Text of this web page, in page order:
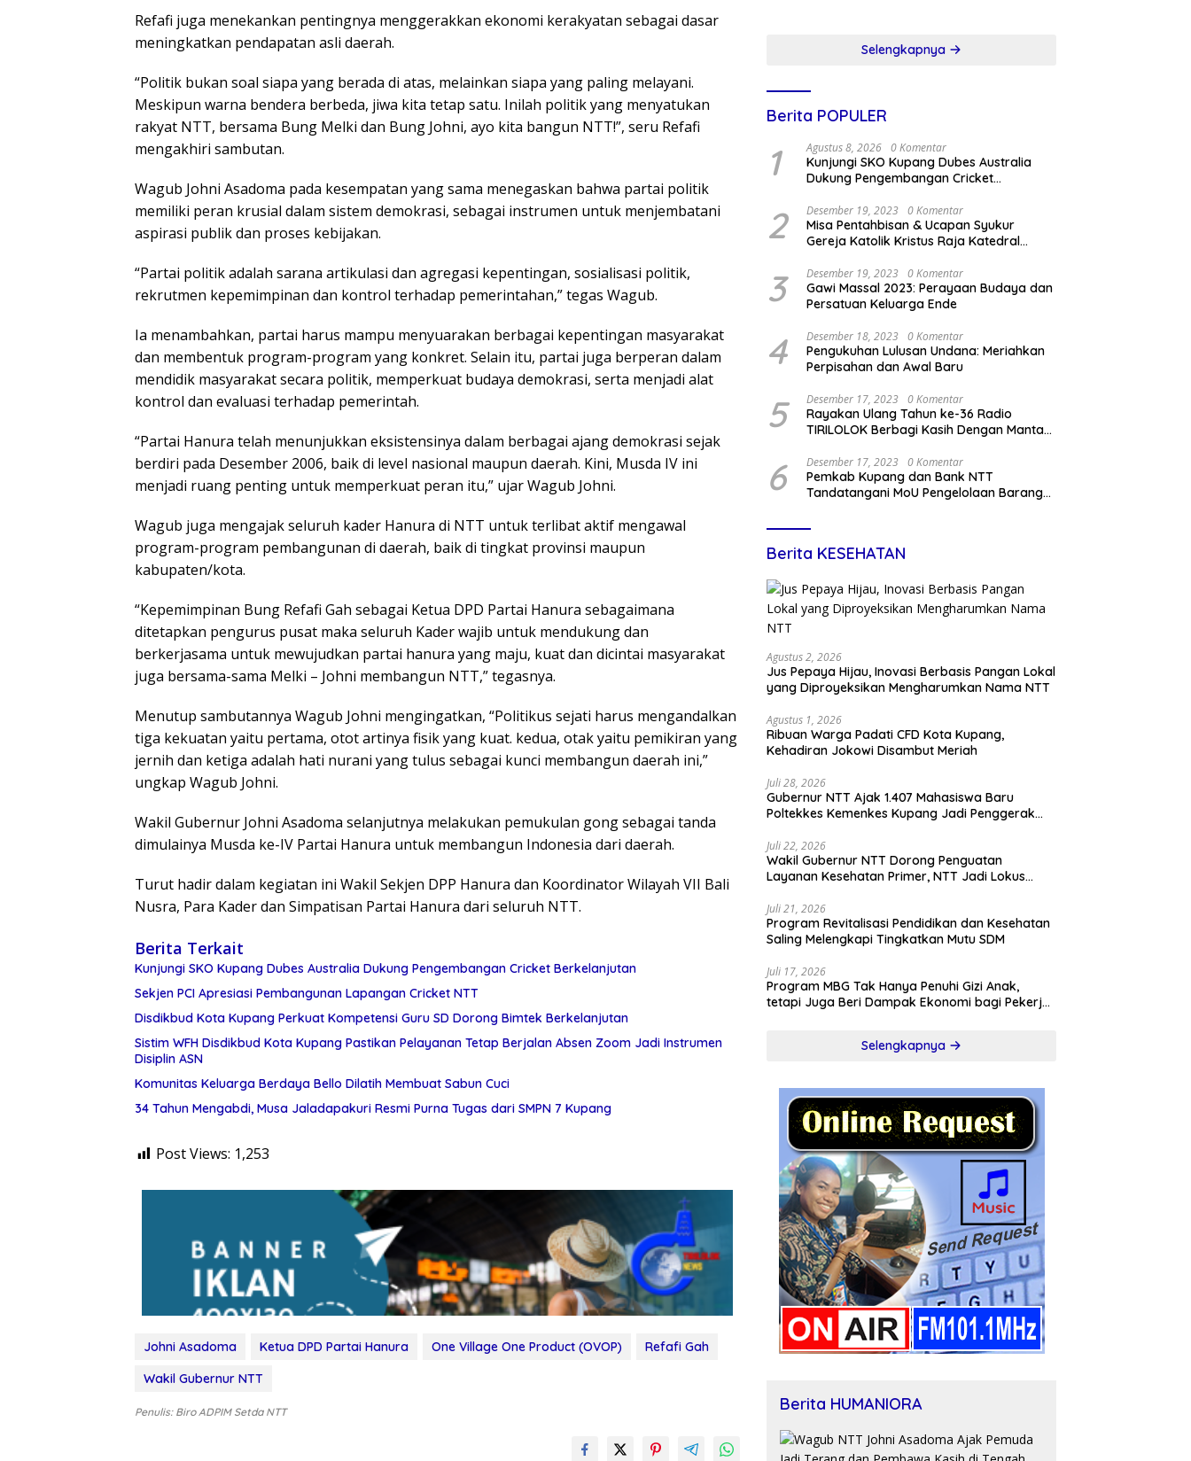
Refafi juga menekankan pentingnya menggerakkan ekonomi kerakyatan sebagai dasar
meningkatkan pendapatan asli daerah.
“Politik bukan soal siapa yang berada di atas, melainkan siapa yang paling melayani.
Meskipun warna bendera berbeda, jiwa kita tetap satu. Inilah politik yang menyatukan
rakyat NTT, bersama Bung Melki dan Bung Johni, ayo kita bangun NTT!”, seru Refafi
mengakhiri sambutan.
Wagub Johni Asadoma pada kesempatan yang sama menegaskan bahwa partai politik
memiliki peran krusial dalam sistem demokrasi, sebagai instrumen untuk menjembatani
aspirasi publik dan proses kebijakan.
“Partai politik adalah sarana artikulasi dan agregasi kepentingan, sosialisasi politik,
rekrutmen kepemimpinan dan kontrol terhadap pemerintahan,” tegas Wagub.
Ia menambahkan, partai harus mampu menyuarakan berbagai kepentingan masyarakat
dan membentuk program-program yang konkret. Selain itu, partai juga berperan dalam
mendidik masyarakat secara politik, memperkuat budaya demokrasi, serta menjadi alat
kontrol dan evaluasi terhadap pemerintah.
“Partai Hanura telah menunjukkan eksistensinya dalam berbagai ajang demokrasi sejak
berdiri pada Desember 2006, baik di level nasional maupun daerah. Kini, Musda IV ini
menjadi ruang penting untuk memperkuat peran itu,” ujar Wagub Johni.
Wagub juga mengajak seluruh kader Hanura di NTT untuk terlibat aktif mengawal
program-program pembangunan di daerah, baik di tingkat provinsi maupun
kabupaten/kota.
“Kepemimpinan Bung Refafi Gah sebagai Ketua DPD Partai Hanura sebagaimana
ditetapkan pengurus pusat maka seluruh Kader wajib untuk mendukung dan
berkerjasama untuk mewujudkan partai hanura yang maju, kuat dan dicintai masyarakat
juga bersama-sama Melki – Johni membangun NTT,” tegasnya.
Menutup sambutannya Wagub Johni mengingatkan, “Politikus sejati harus mengandalkan
tiga kekuatan yaitu pertama, otot artinya fisik yang kuat. kedua, otak yaitu pemikiran yang
jernih dan ketiga adalah hati nurani yang tulus sebagai kunci membangun daerah ini,”
ungkap Wagub Johni.
Wakil Gubernur Johni Asadoma selanjutnya melakukan pemukulan gong sebagai tanda
dimulainya Musda ke-IV Partai Hanura untuk membangun Indonesia dari daerah.
Turut hadir dalam kegiatan ini Wakil Sekjen DPP Hanura dan Koordinator Wilayah VII Bali
Nusra, Para Kader dan Simpatisan Partai Hanura dari seluruh NTT.
Berita Terkait
Kunjungi SKO Kupang Dubes Australia Dukung Pengembangan Cricket Berkelanjutan
Sekjen PCI Apresiasi Pembangunan Lapangan Cricket NTT
Disdikbud Kota Kupang Perkuat Kompetensi Guru SD Dorong Bimtek Berkelanjutan
Sistim WFH Disdikbud Kota Kupang Pastikan Pelayanan Tetap Berjalan Absen Zoom Jadi Instrumen
Disiplin ASN
Komunitas Keluarga Berdaya Bello Dilatih Membuat Sabun Cuci
34 Tahun Mengabdi, Musa Jaladapakuri Resmi Purna Tugas dari SMPN 7 Kupang
Post Views: 1,253
Johni Asadoma Ketua DPD Partai Hanura One Village One Product (OVOP)
Refafi Gah
Wakil Gubernur NTT
Penulis: Biro ADPIM Setda NTT
Selengkapnya
Berita POPULER
1 Agustus 8, 2026 0 Komentar
Kunjungi SKO Kupang Dubes Australia
Dukung Pengembangan Cricket
2 Desember 19, 2023 0 Komentar
Misa Pentahbisan & Ucapan Syukur
Gereja Katolik Kristus Raja Katedral
3 Desember 19, 2023 0 Komentar
Gawi Massal 2023: Perayaan Budaya dan
Persatuan Keluarga Ende
4 Desember 18, 2023 0 Komentar
Pengukuhan Lulusan Undana: Meriahkan
Perpisahan dan Awal Baru
5 Desember 17, 2023 0 Komentar
Rayakan Ulang Tahun ke-36 Radio
TIRILOLOK Berbagi Kasih Dengan Mantan
6 Desember 17, 2023 0 Komentar
Pemkab Kupang dan Bank NTT
Tandatangani MoU Pengelolaan Barang
Pemda
Berita KESEHATAN
Agustus 2, 2026
Jus Pepaya Hijau, Inovasi Berbasis Pangan Lokal
yang Diproyeksikan Mengharumkan Nama NTT
Agustus 1, 2026
Ribuan Warga Padati CFD Kota Kupang,
Kehadiran Jokowi Disambut Meriah
Juli 28, 2026
Gubernur NTT Ajak 1.407 Mahasiswa Baru
Poltekkes Kemenkes Kupang Jadi Penggerak
Juli 22, 2026
Wakil Gubernur NTT Dorong Penguatan
Layanan Kesehatan Primer, NTT Jadi Lokus
Australia
Juli 21, 2026
Program Revitalisasi Pendidikan dan Kesehatan
Saling Melengkapi Tingkatkan Mutu SDM
Juli 17, 2026
Program MBG Tak Hanya Penuhi Gizi Anak,
tetapi Juga Beri Dampak Ekonomi bagi Pekerja
Selengkapnya
Berita HUMANIORA